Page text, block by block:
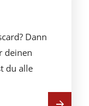
Dann
deinen
du alle